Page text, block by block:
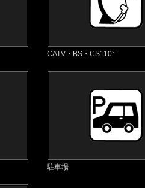
CATV・BS・CS110°
駐車場